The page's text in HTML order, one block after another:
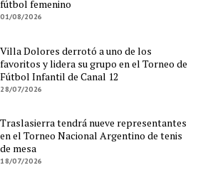
fútbol femenino
01/08/2026
Villa Dolores derrotó a uno de los
favoritos y lidera su grupo en el Torneo de
Fútbol Infantil de Canal 12
28/07/2026
Traslasierra tendrá nueve representantes
en el Torneo Nacional Argentino de tenis
de mesa
18/07/2026